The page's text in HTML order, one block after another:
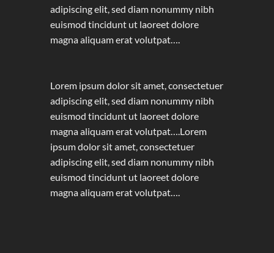
adipiscing elit, sed diam nonummy nibh
euismod tincidunt ut laoreet dolore
magna aliquam erat volutpat….
Lorem ipsum dolor sit amet, consectetuer
adipiscing elit, sed diam nonummy nibh
euismod tincidunt ut laoreet dolore
magna aliquam erat volutpat….Lorem
ipsum dolor sit amet, consectetuer
adipiscing elit, sed diam nonummy nibh
euismod tincidunt ut laoreet dolore
magna aliquam erat volutpat….